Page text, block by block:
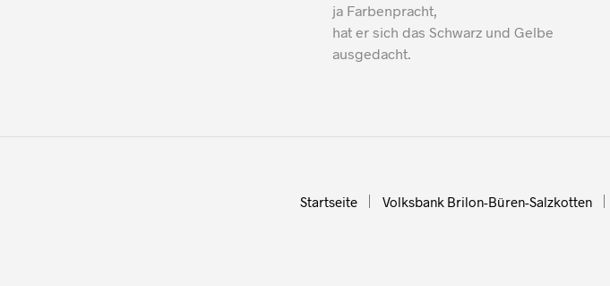
ja Farbenpracht,
hat er sich das Schwarz und Gelbe
ausgedacht.
Startseite Volksbank Brilon-Büren-Salzkotten